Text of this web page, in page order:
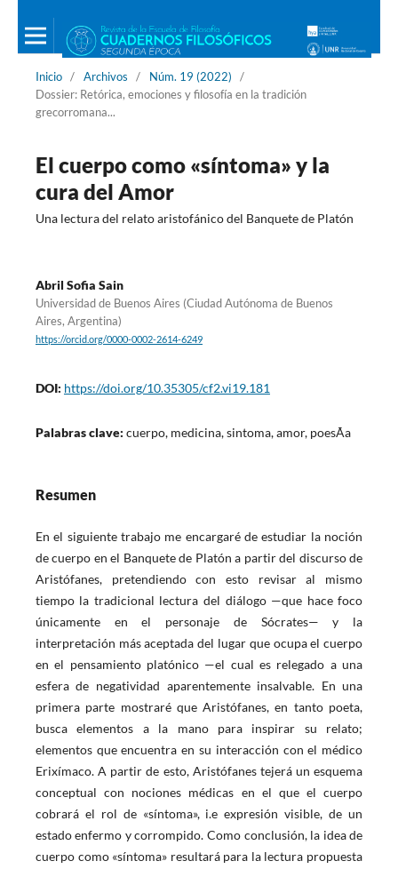
Inicio / Archivos / Núm. 19 (2022)
/
Dossier: Retórica, emociones y filosofía en la tradición
grecorromana...
El cuerpo como «síntoma» y la
cura del Amor
Una lectura del relato aristofánico del Banquete de Platón
Abril Sofia Sain
Universidad de Buenos Aires (Ciudad Autónoma de Buenos
Aires, Argentina)
https://orcid.org/0000-0002-2614-6249
DOI: https://doi.org/10.35305/cf2.vi19.181
Palabras clave: cuerpo, medicina, sintoma, amor, poesÃ­a
Resumen
En el siguiente trabajo me encargaré de estudiar la noción
de cuerpo en el Banquete de Platón a partir del discurso de
Aristófanes, pretendiendo con esto revisar al mismo
tiempo la tradicional lectura del diálogo —que hace foco
únicamente en el personaje de Sócrates— y la
interpretación más aceptada del lugar que ocupa el cuerpo
en el pensamiento platónico —el cual es relegado a una
esfera de negatividad aparentemente insalvable. En una
primera parte mostraré que Aristófanes, en tanto poeta,
busca elementos a la mano para inspirar su relato;
elementos que encuentra en su interacción con el médico
Erixímaco. A partir de esto, Aristófanes tejerá un esquema
conceptual con nociones médicas en el que el cuerpo
cobrará el rol de «síntoma», i.e expresión visible, de un
estado enfermo y corrompido. Como conclusión, la idea de
cuerpo como «síntoma» resultará para la lectura propuesta